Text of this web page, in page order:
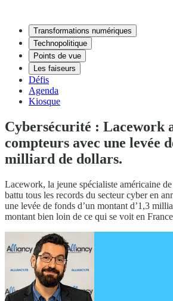
Transformations numériques
Technopolitique
Points de vue
Les faiseurs
Défis
Agenda
Kiosque
Cybersécurité : Lacework
compteurs avec une levée
milliard de dollars.
Lacework, la jeune spécialiste américaine
battu tous les records du secteur cyber en
une levée de fonds d’un montant d’1,3
montant bien loin de ce qui se voit en